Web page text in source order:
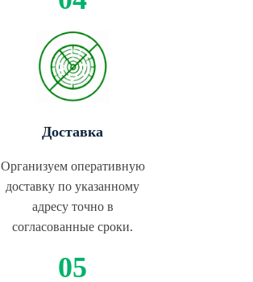
Доставка
Организуем оперативную
доставку по указанному
адресу точно в
согласованные сроки.